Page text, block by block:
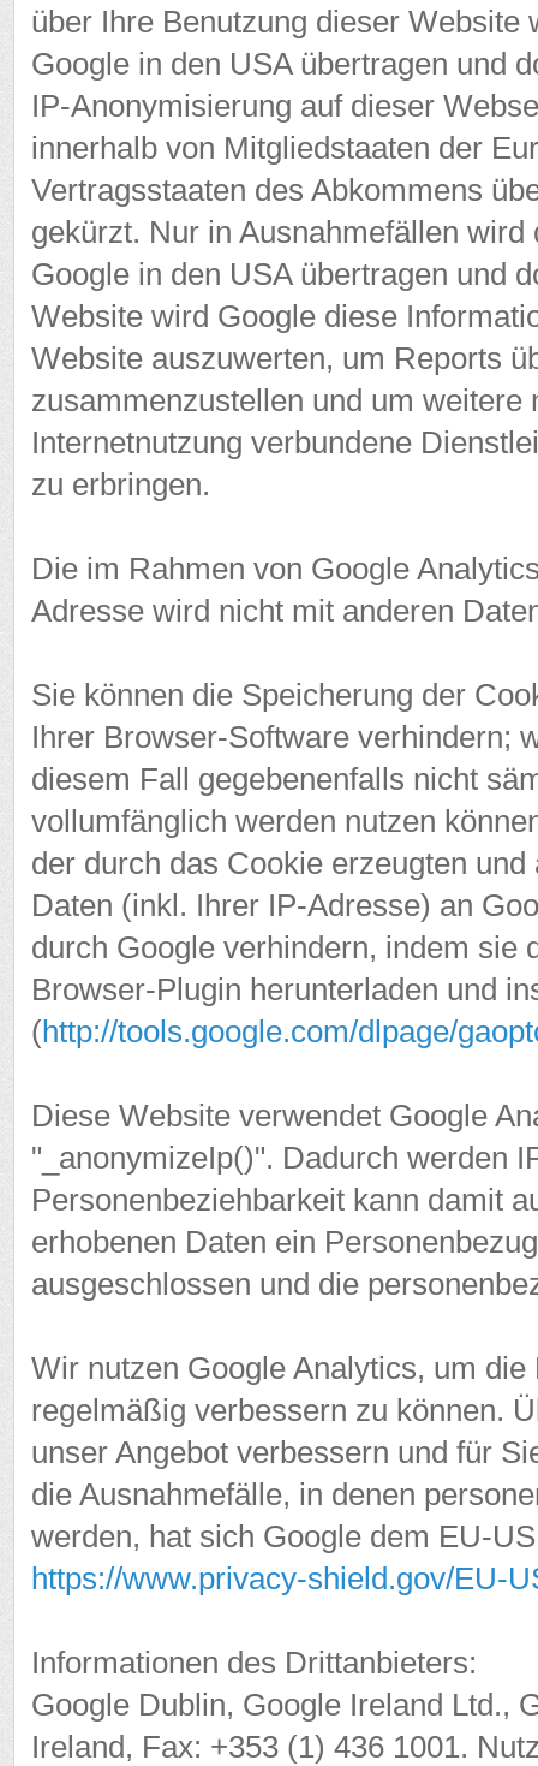
über Ihre Benutzung dieser
Google in den USA übertragen und
IP-Anonymisierung auf dieser
innerhalb von Mitgliedstaaten der
Vertragsstaaten des Abkommens
gekürzt. Nur in Ausnahmefällen
Google in den USA übertragen und
Website wird Google diese
Website auszuwerten, um Reports
zusammenzustellen und um
Internetnutzung verbundene
zu erbringen.
Die im Rahmen von Google
Adresse wird nicht mit anderen
Sie können die Speicherung der
Ihrer Browser-Software verhindern;
diesem Fall gegebenenfalls nicht
vollumfänglich werden nutzen
der durch das Cookie erzeugten
Daten (inkl. Ihrer IP-Adresse) an
durch Google verhindern, indem sie
Browser-Plugin herunterladen und
(http://tools.google.com/dlpage/
Diese Website verwendet Google
"_anonymizeIp()". Dadurch werden
Personenbeziehbarkeit kann damit
erhobenen Daten ein
ausgeschlossen und die
Wir nutzen Google Analytics, um
regelmäßig verbessern zu können.
unser Angebot verbessern und für
die Ausnahmefälle, in denen
werden, hat sich Google dem EU-
https://www.privacy-shield.gov/EU-
Informationen des Drittanbieters:
Google Dublin, Google Ireland Ltd.,
Ireland, Fax: +353 (1) 436 1001.